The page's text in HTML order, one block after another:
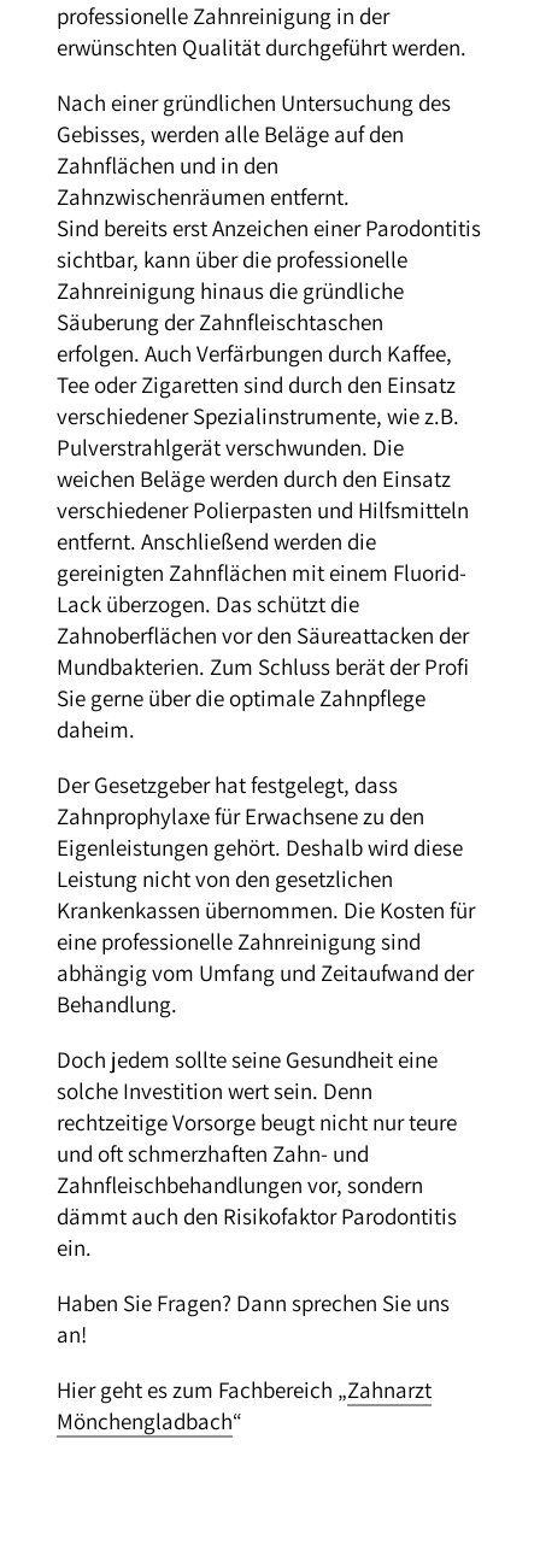
professionelle Zahnreinigung in der
erwünschten Qualität durchgeführt werden.
Nach einer gründlichen Untersuchung des
Gebisses, werden alle Beläge auf den
Zahnflächen und in den
Zahnzwischenräumen entfernt.
Sind bereits erst Anzeichen einer Parodontitis
sichtbar, kann über die professionelle
Zahnreinigung hinaus die gründliche
Säuberung der Zahnfleischtaschen
erfolgen. Auch Verfärbungen durch Kaffee,
Tee oder Zigaretten sind durch den Einsatz
verschiedener Spezialinstrumente, wie z.B.
Pulverstrahlgerät verschwunden. Die
weichen Beläge werden durch den Einsatz
verschiedener Polierpasten und Hilfsmitteln
entfernt. Anschließend werden die
gereinigten Zahnflächen mit einem Fluorid-
Lack überzogen. Das schützt die
Zahnoberflächen vor den Säureattacken der
Mundbakterien. Zum Schluss berät der Profi
Sie gerne über die optimale Zahnpflege
daheim.
Der Gesetzgeber hat festgelegt, dass
Zahnprophylaxe für Erwachsene zu den
Eigenleistungen gehört. Deshalb wird diese
Leistung nicht von den gesetzlichen
Krankenkassen übernommen. Die Kosten für
eine professionelle Zahnreinigung sind
abhängig vom Umfang und Zeitaufwand der
Behandlung.
Doch jedem sollte seine Gesundheit eine
solche Investition wert sein. Denn
rechtzeitige Vorsorge beugt nicht nur teure
und oft schmerzhaften Zahn- und
Zahnfleischbehandlungen vor, sondern
dämmt auch den Risikofaktor Parodontitis
ein.
Haben Sie Fragen? Dann sprechen Sie uns
an!
Hier geht es zum Fachbereich „Zahnarzt
Mönchengladbach“